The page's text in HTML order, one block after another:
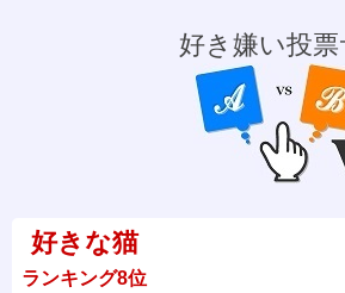
好き嫌い投票
好きな猫
ランキング8位